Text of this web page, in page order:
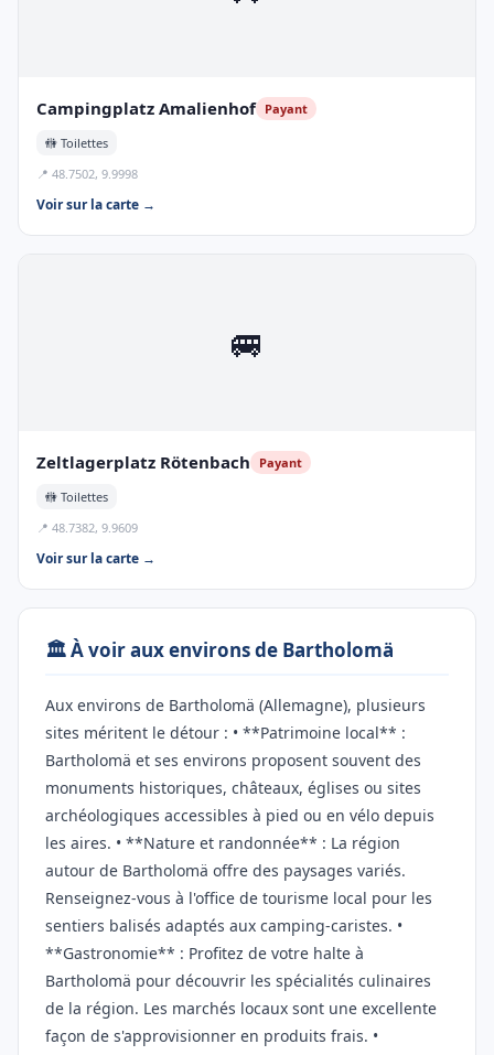
Campingplatz Amalienhof Payant
🚻 Toilettes
📍 48.7502, 9.9998
Voir sur la carte →
🚐
Zeltlagerplatz Rötenbach Payant
🚻 Toilettes
📍 48.7382, 9.9609
Voir sur la carte →
🏛️ À voir aux environs de Bartholomä
Aux environs de Bartholomä (Allemagne), plusieurs
sites méritent le détour : • **Patrimoine local** :
Bartholomä et ses environs proposent souvent des
monuments historiques, châteaux, églises ou sites
archéologiques accessibles à pied ou en vélo depuis
les aires. • **Nature et randonnée** : La région
autour de Bartholomä offre des paysages variés.
Renseignez-vous à l'office de tourisme local pour les
sentiers balisés adaptés aux camping-caristes. •
**Gastronomie** : Profitez de votre halte à
Bartholomä pour découvrir les spécialités culinaires
de la région. Les marchés locaux sont une excellente
façon de s'approvisionner en produits frais. •